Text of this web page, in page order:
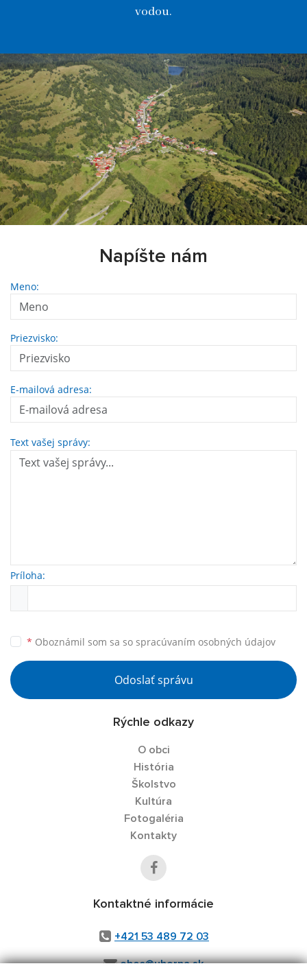
vodou.
Napíšte nám
Meno:
Priezvisko:
E-mailová adresa:
Text vašej správy:
Príloha:
* Oboznámil som sa so spracúvaním osobných údajov
Odoslať správu
Rýchle odkazy
O obci
História
Školstvo
Kultúra
Fotogaléria
Kontakty
Kontaktné informácie
+421 53 489 72 03